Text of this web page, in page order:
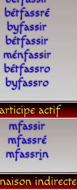
bétfassré
byfassir
bétfassir
ménfassir
bétfassro
byfassro
actif
mfassir
mfassré
mfassrin
indirecte